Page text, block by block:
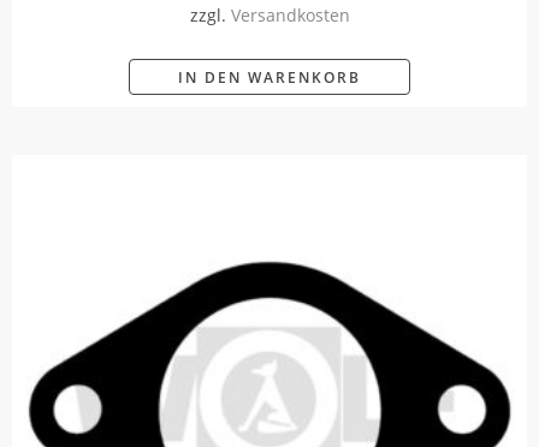
zzgl. Versandkosten
IN DEN WARENKORB